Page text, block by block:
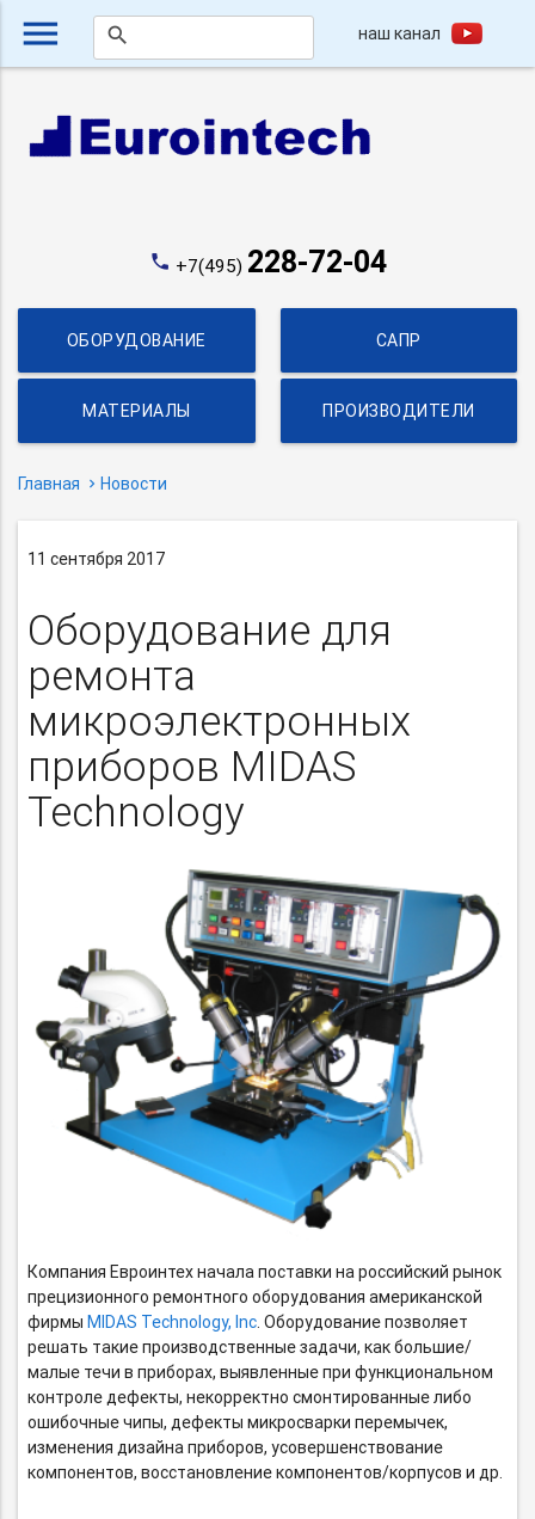
menu search наш канал
phone +7(495) 228-72-04
ОБОРУДОВАНИЕ САПР
МАТЕРИАЛЫ ПРОИЗВОДИТЕЛИ
Главная Новости
11 сентября 2017
Оборудование для
ремонта
микроэлектронных
приборов MIDAS
Technology
Компания Евроинтех начала поставки на российский рынок
прецизионного ремонтного оборудования американской
фирмыMIDAS Technology, Inc. Оборудование позволяет
решать такие производственные задачи, как большие/
малые течи в приборах, выявленные при функциональном
контроле дефекты, некорректно смонтированные либо
ошибочные чипы, дефекты микросварки перемычек,
изменения дизайна приборов, усовершенствование
компонентов, восстановление компонентов/корпусов и др.